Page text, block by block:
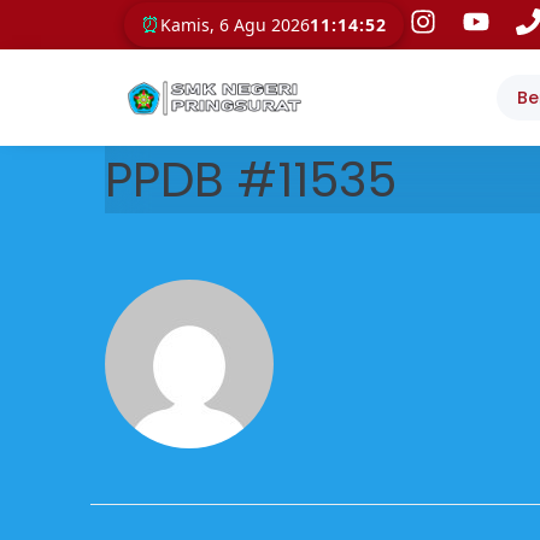
⏰ Kamis, 6 Agu 202611:14:52
PPDB #11535